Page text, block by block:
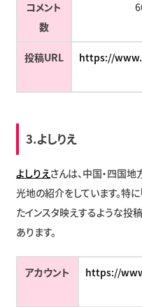
コメント
数
投稿URL
https://
3.よしりえ
よしりえさんは、中国・四国
光地の紹介をしています。特
たインスタ映えするような投
あります。
アカウント
https://